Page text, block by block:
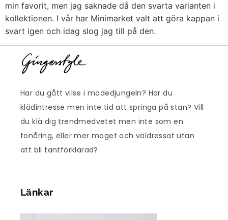
min favorit, men jag saknade då den svarta varianten i
kollektionen. I vår har Minimarket valt att göra kappan i
svart igen och idag slog jag till på den.
Har du gått vilse i modedjungeln? Har du
klädintresse men inte tid att springa på stan? Vill
du klä dig trendmedvetet men inte som en
tonåring, eller mer moget och väldressat utan
att bli tantförklarad?
Länkar